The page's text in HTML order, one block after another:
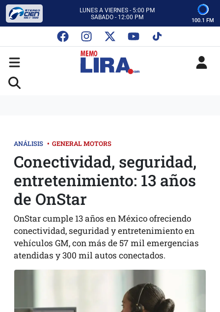
LUNES A VIERNES - 5:00 PM
SABADO - 12:00 PM
CON MEMO LIRA Y SU EQUIPO
LUNES A VIERNES - 5:00 PM
SABADO - 12:00 PM
100.1 FM
ANÁLISIS • GENERAL MOTORS
Conectividad, seguridad,
entretenimiento: 13 años
de OnStar
OnStar cumple 13 años en México ofreciendo
conectividad, seguridad y entretenimiento en
vehículos GM, con más de 57 mil emergencias
atendidas y 300 mil autos conectados.